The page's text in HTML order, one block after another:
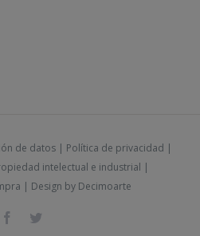
de datos | Política de privacidad |
intelectual e industrial |
| Design by Decimoarte
Facebook